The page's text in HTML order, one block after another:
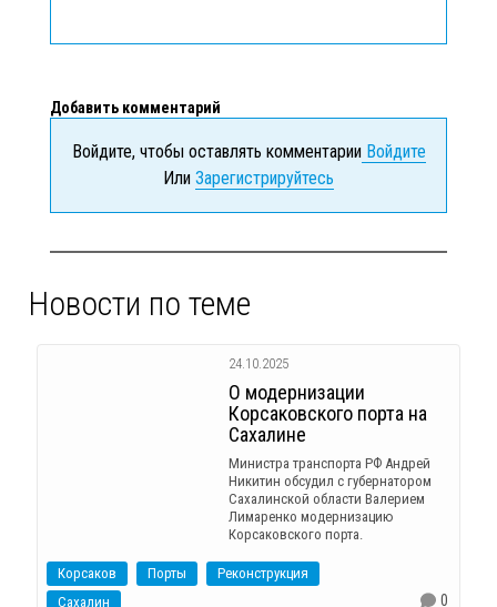
Добавить комментарий
Войдите, чтобы оставлять комментарииВойдите
Или Зарегистрируйтесь
Новости по теме
24.10.2025
О модернизации
Корсаковского порта на
Сахалине
Министра транспорта РФ Андрей
Никитин обсудил с губернатором
Сахалинской области Валерием
Лимаренко модернизацию
Корсаковского порта.
Корсаков Порты
Реконструкция
Сахалин
0